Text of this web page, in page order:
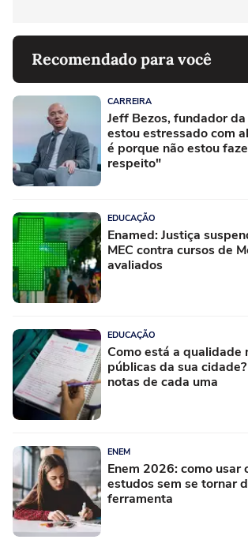
Recomendado para você
CARREIRA
Jeff Bezos, fundador
estou estressado com
é porque não estou
respeito"
EDUCAÇÃO
Enamed: Justiça
MEC contra cursos de
avaliados
EDUCAÇÃO
Como está a qualidade
públicas da sua
notas de cada uma
ENEM
Enem 2026: como usar
estudos sem se tornar
ferramenta